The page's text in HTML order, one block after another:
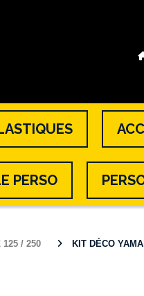
PERSO
125 / 250 KIT DÉCO